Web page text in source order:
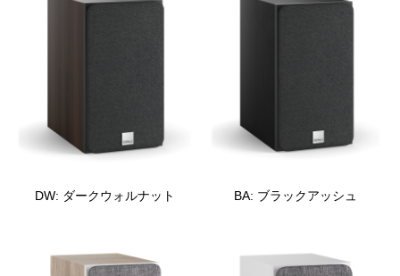
DW: ダークウォルナット BA: ブラックアッシュ